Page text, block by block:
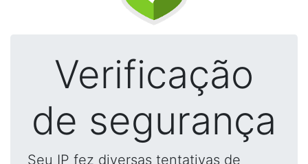
Verificação
de segurança
Seu IP fez diversas tentativas de